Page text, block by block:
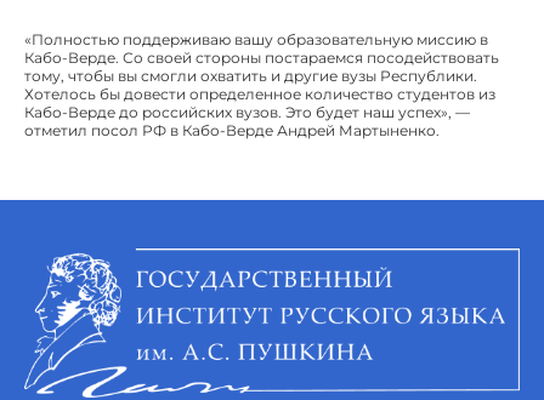
«Полностью поддерживаю вашу образовательную миссию в
Кабо-Верде. Со своей стороны постараемся посодействовать
тому, чтобы вы смогли охватить и другие вузы Республики.
Хотелось бы довести определенное количество студентов из
Кабо-Верде до российских вузов. Это будет наш успех», —
отметил посол РФ в Кабо-Верде Андрей Мартыненко.